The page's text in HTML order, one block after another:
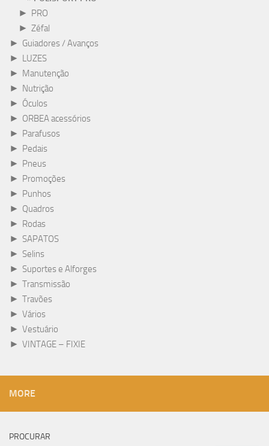
►
PRO
► Zéfal
► Guiadores / Avanços
►
LUZES
►
Manutenção
►
Nutrição
► Óculos
► ORBEA acessórios
►
Parafusos
►
Pedais
►
Pneus
►
Promoções
►
Punhos
► Quadros
►
Rodas
► SAPATOS
► Selins
► Suportes e Alforges
► Transmissão
► Travões
► Vários
► Vestuário
► VINTAGE – FIXIE
MORE
PROCURAR